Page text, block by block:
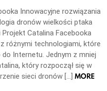
Innowacyjne rozwiązania
dronów wielkości ptaka
Catalina Facebooka
różnymi technologiami, które
Internetu. Jednym z mniej
który rozpoczął się w
sieci dronów […] MORE